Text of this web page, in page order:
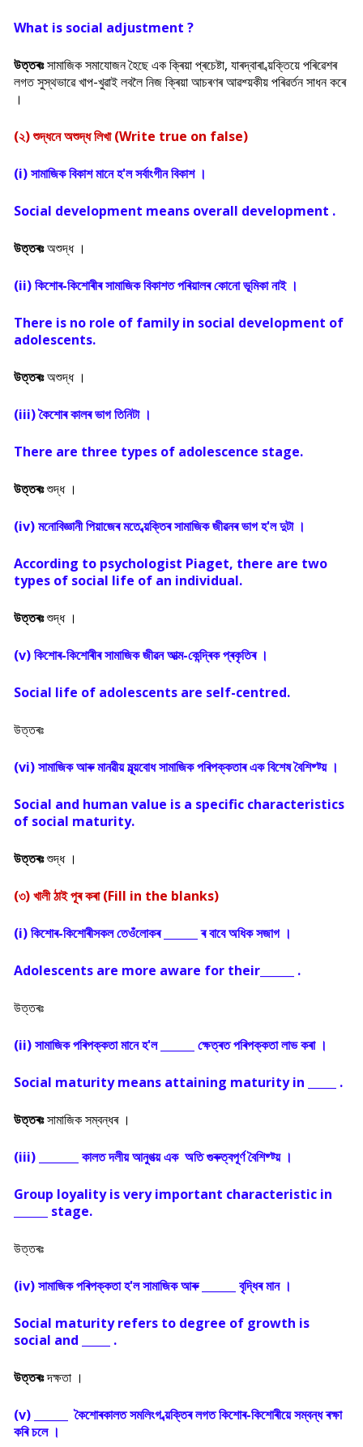
What is social adjustment ?
উত্তৰঃসামাজিক সমাযোজন হৈছে এক ক্ৰিয়া প্ৰচেষ্টা, যাৰদ্বাৰা ব্য়ক্তিয়ে পৰিৱেশৰ
লগত সুস্থভাৱে খাপ-খুৱাই লবলৈ নিজ ক্ৰিয়া আচৰণৰ আৱশ্য়কীয় পৰিৱৰ্তন সাধন কৰে
।
(২) শুদ্ধনে অশুদ্ধ লিখা (Write true on false)
(i) সামাজিক বিকাশ মানে হ'ল সৰ্বাংগীন বিকাশ ।
Social development means overall development .
উত্তৰঃঅশুদ্ধ ।
(ii) কিশোৰ-কিশোৰীৰ সামাজিক বিকাশত পৰিয়ালৰ কোনো ভূমিকা নাই ।
There is no role of family in social development of
adolescents.
উত্তৰঃঅশুদ্ধ ।
(iii) কৈশোৰ কালৰ ভাগ তিনিটা ।
There are three types of adolescence stage.
উত্তৰঃশুদ্ধ ।
(iv) মনোবিজ্ঞানী পিয়াজেৰ মতে ব্য়ক্তিৰ সামাজিক জীৱনৰ ভাগ হ'ল দুটা ।
According to psychologist Piaget, there are two
types of social life of an individual.
উত্তৰঃশুদ্ধ ।
(v) কিশোৰ-কিশোৰীৰ সামাজিক জীৱন আত্ম-কেন্দ্ৰিক প্ৰকৃতিৰ ।
Social life of adolescents are self-centred.
উত্তৰঃ
(vi) সামাজিক আৰু মানৱীয় মূল্য়বোধ সামাজিক পৰিপক্কতাৰ এক বিশেষ বৈশিষ্ট্য় ।
Social and human value is a specific characteristics
of social maturity.
উত্তৰঃশুদ্ধ ।
(৩) খালী ঠাই পূৰ কৰা (Fill in the blanks)
(i) কিশোৰ-কিশোৰীসকল তেওঁলোকৰ ______ ৰ বাবে অধিক সজাগ ।
Adolescents are more aware for their______ .
উত্তৰঃ
(ii) সামাজিক পৰিপক্কতা মানে হ'ল ______ ক্ষেত্ৰত পৰিপক্কতা লাভ কৰা ।
Social maturity means attaining maturity in _____ .
উত্তৰঃসামাজিক সম্বন্ধৰ ।
(iii) _______ কালত দলীয় আনুগত্য় এক অতি গুৰুত্বপূৰ্ণ বৈশিষ্ট্য় ।
Group loyality is very important characteristic in
______ stage.
উত্তৰঃ
(iv) সামাজিক পৰিপক্কতা হ'ল সামাজিক আৰু ______ বৃদ্ধিৰ মান ।
Social maturity refers to degree of growth is
social and _____ .
উত্তৰঃদক্ষতা ।
(v) ______ কৈশোৰকালত সমলিংগ ব্য়ক্তিৰ লগত কিশোৰ-কিশোৰীয়ে সম্বন্ধ ৰক্ষা
কৰি চলে ।